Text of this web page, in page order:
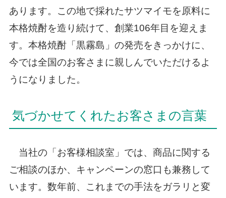
あります。この地で採れたサツマイモを原料に
本格焼酎を造り続けて、創業106年目を迎えま
す。本格焼酎「黒霧島」の発売をきっかけに、
今では全国のお客さまに親しんでいただけるよ
うになりました。
気づかせてくれたお客さまの言葉
当社の「お客様相談室」では、商品に関する
ご相談のほか、キャンペーンの窓口も兼務して
います。数年前、これまでの手法をガラリと変